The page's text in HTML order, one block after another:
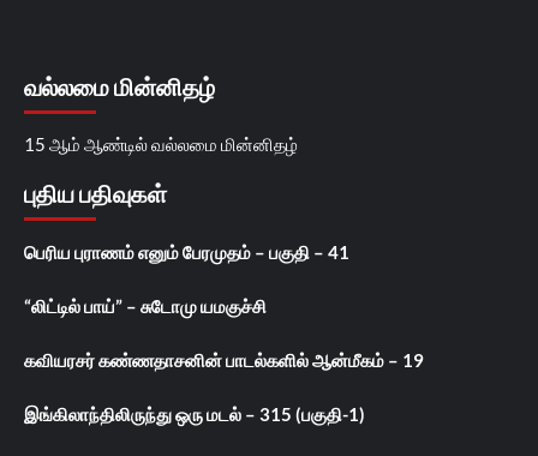
வல்லமை மின்னிதழ்
15 ஆம் ஆண்டில் வல்லமை மின்னிதழ்
புதிய பதிவுகள்
பெரிய புராணம் எனும் பேரமுதம் – பகுதி – 41
“லிட்டில் பாய்” – சுடோமு யமகுச்சி
கவியரசர் கண்ணதாசனின் பாடல்களில் ஆன்மீகம் – 19
இங்கிலாந்திலிருந்து ஒரு மடல் – 315 (பகுதி-1)